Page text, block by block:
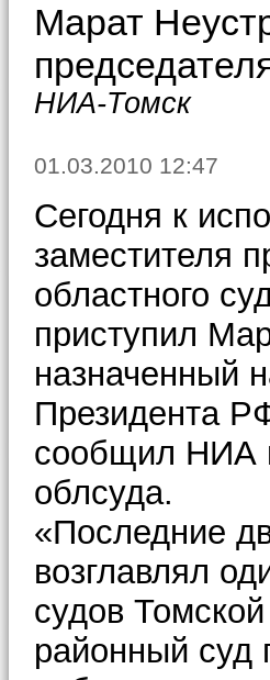
Марат
НИА-Томск
01.03.2010 12:47
Сегодня к
заместителя
областного
приступил
назначенный
Президента
сообщил НИА
облсуда.
«Последние
возглавлял
судов
районный суд